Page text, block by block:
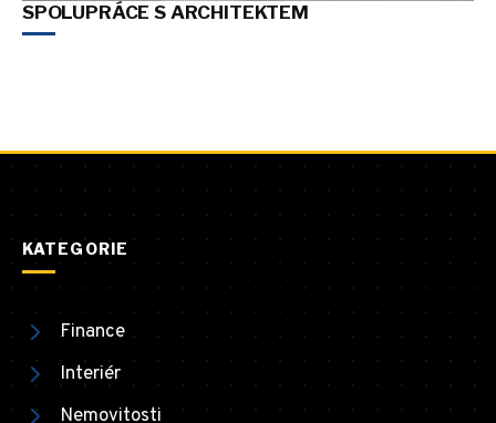
SPOLUPRÁCE S ARCHITEKTEM
KATEGORIE
Finance
Interiér
Nemovitosti